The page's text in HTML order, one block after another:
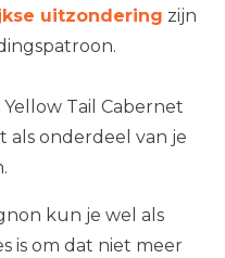
uitzondering zijn
Tail Cabernet
als onderdeel van je
kun je wel als
is om dat niet meer